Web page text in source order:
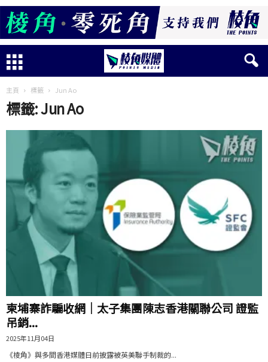
主頁 標籤 Jun Ao
標籤: Jun Ao
柬埔寨詐騙收網｜太子集團陳志香港關聯公司 證監
吊銷...
2025年11月04日
《棱角》與多間香港媒體日前披露被英美聯手制裁的...